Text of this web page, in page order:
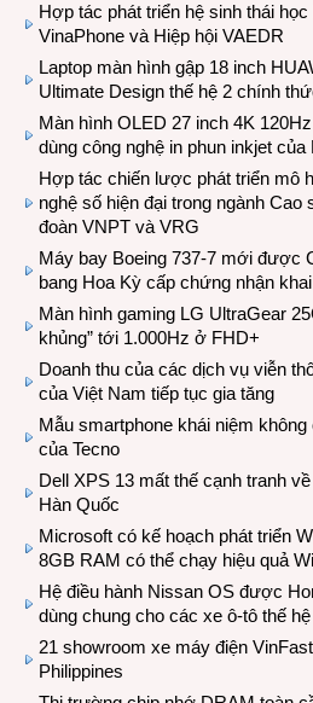
Hợp tác phát triển hệ sinh thái
VinaPhone và Hiệp hội VAEDR
Laptop màn hình gập 18 inch
Ultimate Design thế hệ 2 chính
Màn hình OLED 27 inch 4K
dùng công nghệ in phun inkjet
Hợp tác chiến lược phát triển mô
nghệ số hiện đại trong ngành
đoàn VNPT và VRG
Máy bay Boeing 737-7 mới được
bang Hoa Kỳ cấp chứng nhận
Màn hình gaming LG UltraGear
khủng” tới 1.000Hz ở FHD+
Doanh thu của các dịch vụ viễn
của Việt Nam tiếp tục gia tăng
Mẫu smartphone khái niệm
của Tecno
Dell XPS 13 mất thế cạnh tranh
Hàn Quốc
Microsoft có kế hoạch phát triển
8GB RAM có thể chạy hiệu quả
Hệ điều hành Nissan OS được
dùng chung cho các xe ô-tô thế
21 showroom xe máy điện
Philippines